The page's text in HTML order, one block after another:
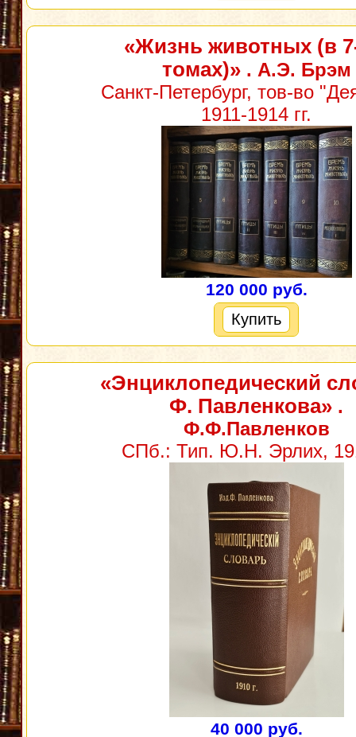
«Жизнь животных (в
томах)». А.Э. Брэм
Санкт-Петербург, тов-во
1911-1914 гг.
120 000 руб.
Купить
«Энциклопедический
Ф. Павленкова» .
Ф.Ф.Павленков
СПб.: Тип. Ю.Н. Эрлих,
40 000 руб.